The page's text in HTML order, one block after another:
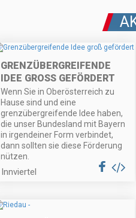
GRENZÜBERGREIFENDE
IDEE GROSS GEFÖRDERT
Wenn Sie in Oberösterreich zu
Hause sind und eine
grenzübergreifende Idee haben,
die unser Bundesland mit Bayern
in irgendeiner Form verbindet,
dann sollten sie diese Förderung
nützen.
Innviertel